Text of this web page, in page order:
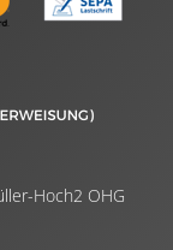
Hoch2 OHG